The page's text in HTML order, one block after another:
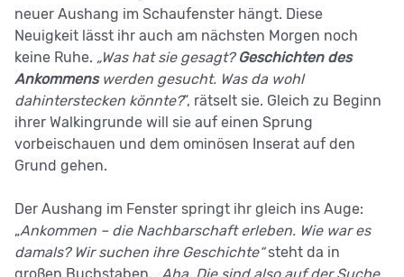
neuer Aushang im Schaufenster hängt. Diese
Neuigkeit lässt ihr auch am nächsten Morgen noch
keine Ruhe. „Was hat sie gesagt? Geschichten des
Ankommenswerden gesucht. Was da wohl
dahinterstecken könnte?“, rätselt sie. Gleich zu Beginn
ihrer Walkingrunde will sie auf einen Sprung
vorbeischauen und dem ominösen Inserat auf den
Grund gehen.
Der Aushang im Fenster springt ihr gleich ins Auge:
„Ankommen – die Nachbarschaft erleben. Wie war es
damals? Wir suchen ihre Geschichte“steht da in